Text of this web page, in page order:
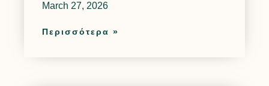
March 27, 2026
Περισσότερα »